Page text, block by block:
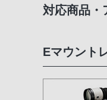
対応商品・
Eマウント